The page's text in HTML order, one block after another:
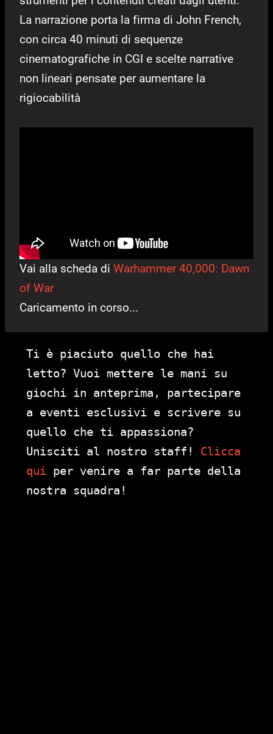
La narrazione porta la firma di John French,
con circa 40 minuti di sequenze
cinematografiche in CGI e scelte narrative
non lineari pensate per aumentare la
rigiocabilità
Vai alla scheda di Warhammer 40,000: Dawn
of War
Caricamento in corso...
Ti è piaciuto quello che hai
letto? Vuoi mettere le mani su
giochi in anteprima, partecipare
a eventi esclusivi e scrivere su
quello che ti appassiona?
Unisciti al nostro staff! Clicca
qui per venire a far parte della
nostra squadra!